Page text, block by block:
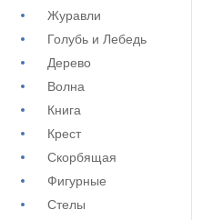
Журавли
Голубь и Лебедь
Дерево
Волна
Книга
Крест
Скорбящая
Фигурные
Стелы